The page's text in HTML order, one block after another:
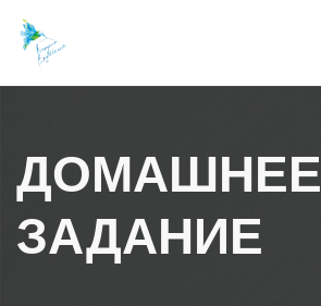
content
ДОМАШНЕЕ
ЗАДАНИЕ